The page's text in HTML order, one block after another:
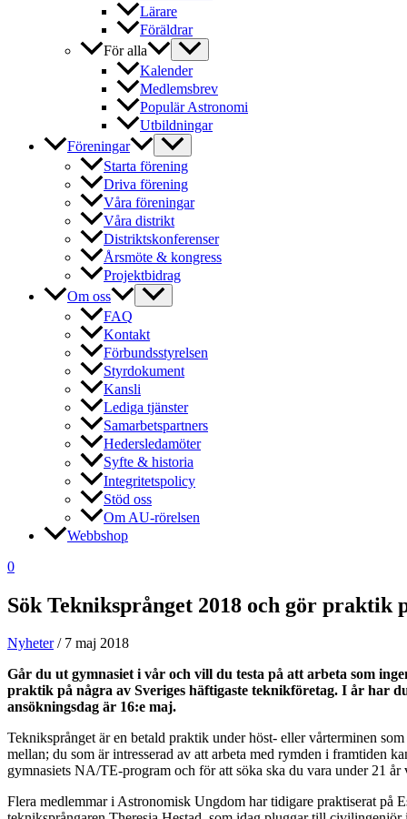
Lärare
Föräldrar
För alla
Kalender
Medlemsbrev
Populär Astronomi
Utbildningar
Föreningar
Starta förening
Driva förening
Våra föreningar
Våra distrikt
Distriktskonferenser
Årsmöte & kongress
Projektbidrag
Om oss
FAQ
Kontakt
Förbundsstyrelsen
Styrdokument
Kansli
Lediga tjänster
Samarbetspartners
Hedersledamöter
Syfte & historia
Integritetspolicy
Stöd oss
Om AU-rörelsen
Webbshop
0
Sök Tekniksprånget 2018 och gör praktik
Nyheter/ 7 maj 2018
Går du ut gymnasiet i vår och vill du testa på att arbeta som
praktik på några av Sveriges häftigaste teknikföretag. I år har
ansökningsdag är 16:e maj.
Tekniksprånget är en betald praktik under höst- eller vårterminen
mellan; du som är intresserad av att arbeta med rymden i framtiden
gymnasiets NA/TE-program och för att söka ska du vara under 21
Flera medlemmar i Astronomisk Ungdom har tidigare praktiserat på